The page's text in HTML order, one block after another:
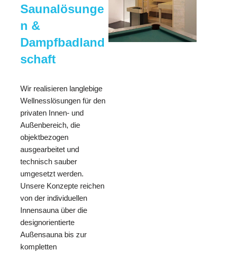
Saunalösunge
n &
Dampfbadland
schaft
Wir realisieren langlebige
Wellnesslösungen für den
privaten Innen- und
Außenbereich, die
objektbezogen
ausgearbeitet und
technisch sauber
umgesetzt werden.
Unsere Konzepte reichen
von der individuellen
Innensauna über die
designorientierte
Außensauna bis zur
kompletten